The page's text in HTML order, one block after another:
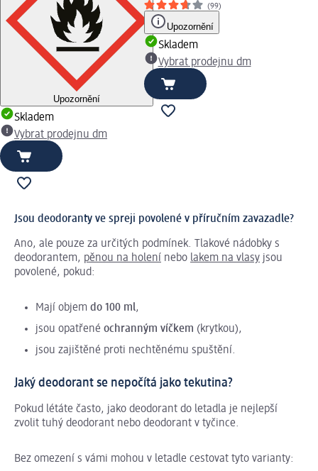
Upozornění
Skladem
Vybrat prodejnu dm
(99)
Upozornění
Skladem
Vybrat prodejnu dm
Jsou deodoranty ve spreji povolené v příručním zavazadle?
Ano, ale pouze za určitých podmínek. Tlakové nádobky s
deodorantem, pěnou na holení nebo lakem na vlasy jsou
povolené, pokud:
Mají objem do 100 ml,
jsou opatřené ochranným víčkem (krytkou),
jsou zajištěné proti nechtěnému spuštění.
Jaký deodorant se nepočítá jako tekutina?
Pokud létáte často, jako deodorant do letadla je nejlepší
zvolit tuhý deodorant nebo deodorant v tyčince.
Bez omezení s vámi mohou v letadle cestovat tyto varianty: